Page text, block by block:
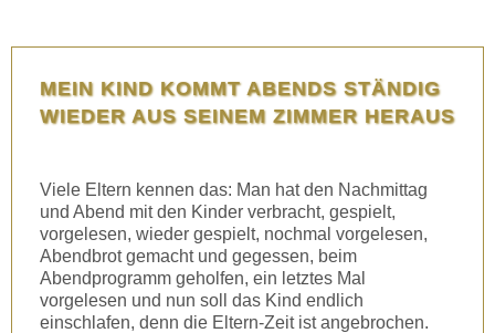
MEIN KIND KOMMT ABENDS STÄNDIG
WIEDER AUS SEINEM ZIMMER HERAUS
Viele Eltern kennen das: Man hat den Nachmittag
und Abend mit den Kinder verbracht, gespielt,
vorgelesen, wieder gespielt, nochmal vorgelesen,
Abendbrot gemacht und gegessen, beim
Abendprogramm geholfen, ein letztes Mal
vorgelesen und nun soll das Kind endlich
einschlafen, denn die Eltern-Zeit ist angebrochen.